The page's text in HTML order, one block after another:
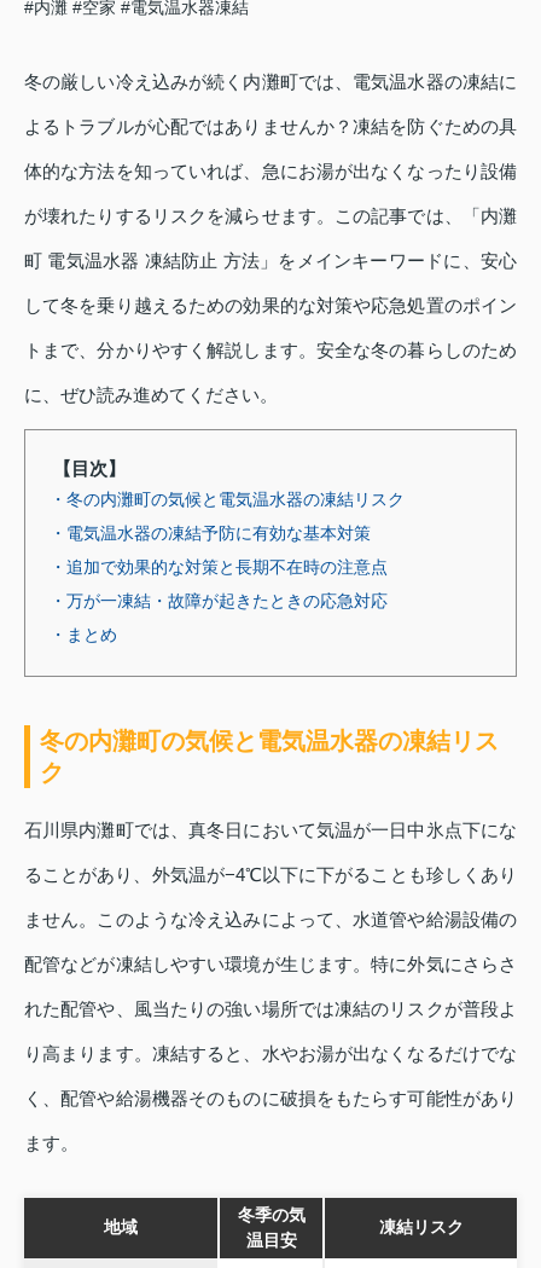
#内灘 #空家 #電気温水器凍結
冬の厳しい冷え込みが続く内灘町では、電気温水器の凍結に
よるトラブルが心配ではありませんか？凍結を防ぐための具
体的な方法を知っていれば、急にお湯が出なくなったり設備
が壊れたりするリスクを減らせます。この記事では、「内灘
町 電気温水器 凍結防止 方法」をメインキーワードに、安心
して冬を乗り越えるための効果的な対策や応急処置のポイン
トまで、分かりやすく解説します。安全な冬の暮らしのため
に、ぜひ読み進めてください。
【目次】
・冬の内灘町の気候と電気温水器の凍結リスク
・電気温水器の凍結予防に有効な基本対策
・追加で効果的な対策と長期不在時の注意点
・万が一凍結・故障が起きたときの応急対応
・まとめ
冬の内灘町の気候と電気温水器の凍結リス
ク
石川県内灘町では、真冬日において気温が一日中氷点下にな
ることがあり、外気温が−4℃以下に下がることも珍しくあり
ません。このような冷え込みによって、水道管や給湯設備の
配管などが凍結しやすい環境が生じます。特に外気にさらさ
れた配管や、風当たりの強い場所では凍結のリスクが普段よ
り高まります。凍結すると、水やお湯が出なくなるだけでな
く、配管や給湯機器そのものに破損をもたらす可能性があり
ます。
地域
冬季の気
温目安
凍結リスク